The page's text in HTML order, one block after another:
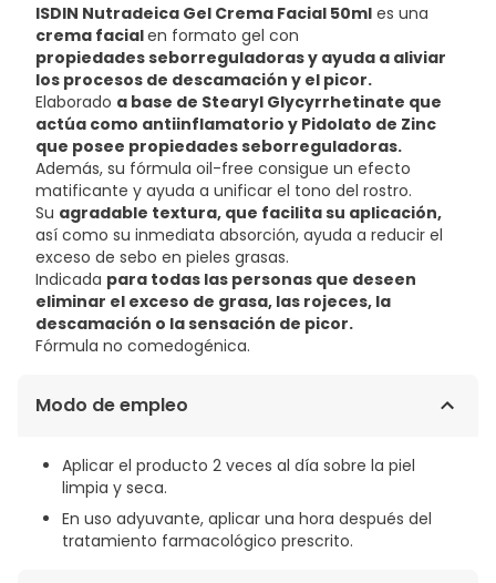
ISDIN Nutradeica Gel Crema Facial 50ml es una
crema facialen formato gel con
propiedades seborreguladoras y ayuda a aliviar
los procesos de descamación y el picor.
Elaborado a base de Stearyl Glycyrrhetinate que
actúa como antiinflamatorio y Pidolato de Zinc
que posee propiedades seborreguladoras.
Además, su fórmula oil-free consigue un efecto
matificante y ayuda a unificar el tono del rostro.
Su agradable textura, que facilita su aplicación,
así como su inmediata absorción, ayuda a reducir el
exceso de sebo en pieles grasas.
Indicada para todas las personas que deseen
eliminar el exceso de grasa, las rojeces, la
descamación o la sensación de picor.
Fórmula no comedogénica.
Modo de empleo
Aplicar el producto 2 veces al día sobre la piel
limpia y seca.
En uso adyuvante, aplicar una hora después del
tratamiento farmacológico prescrito.